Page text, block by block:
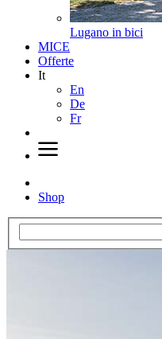
Lugano in bici
MICE
Offerte
It
En
De
Fr
Shop